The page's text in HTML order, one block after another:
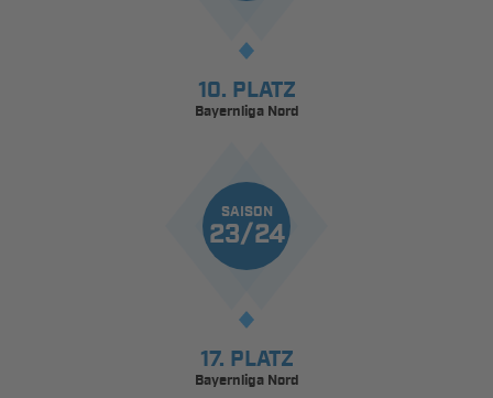
10. PLATZ
Bayernliga Nord
SAISON
23/24
17. PLATZ
Bayernliga Nord